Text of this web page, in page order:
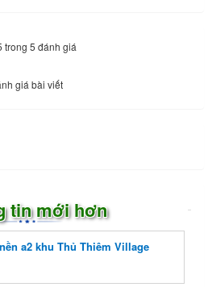
trong 5 đánh giá
giá bài viết
tin mới hơn
a2 khu Thủ Thiêm Village